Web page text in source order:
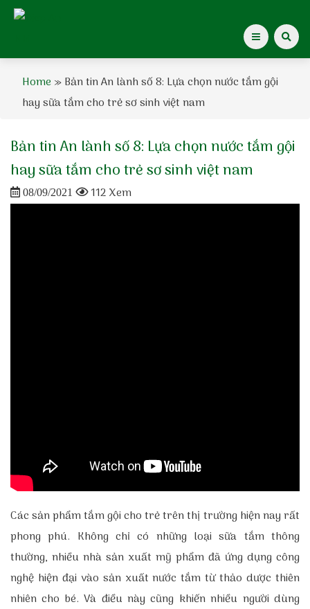
Giới thiệu Dược Khoa
Kiến thức cho mẹ
Tạp chí Diệp An Nhi
Home»Bản tin An lành số 8: Lựa chọn nước tắm gội
hay sữa tắm cho trẻ sơ sinh việt nam
Bản tin An lành số 8: Lựa chọn nước tắm gội
hay sữa tắm cho trẻ sơ sinh việt nam
08/09/2021 112 Xem
Các sản phẩm tắm gội cho trẻ trên thị trường hiện nay rất
phong phú. Không chỉ có những loại sữa tắm thông
thường, nhiều nhà sản xuất mỹ phẩm đã ứng dụng công
nghệ hiện đại vào sản xuất nước tắm từ thảo dược thiên
nhiên cho bé. Và điều này cũng khiến nhiều người dùng